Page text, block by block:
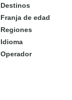
Destinos
Franja de edad
Regiones
Idioma
Operador